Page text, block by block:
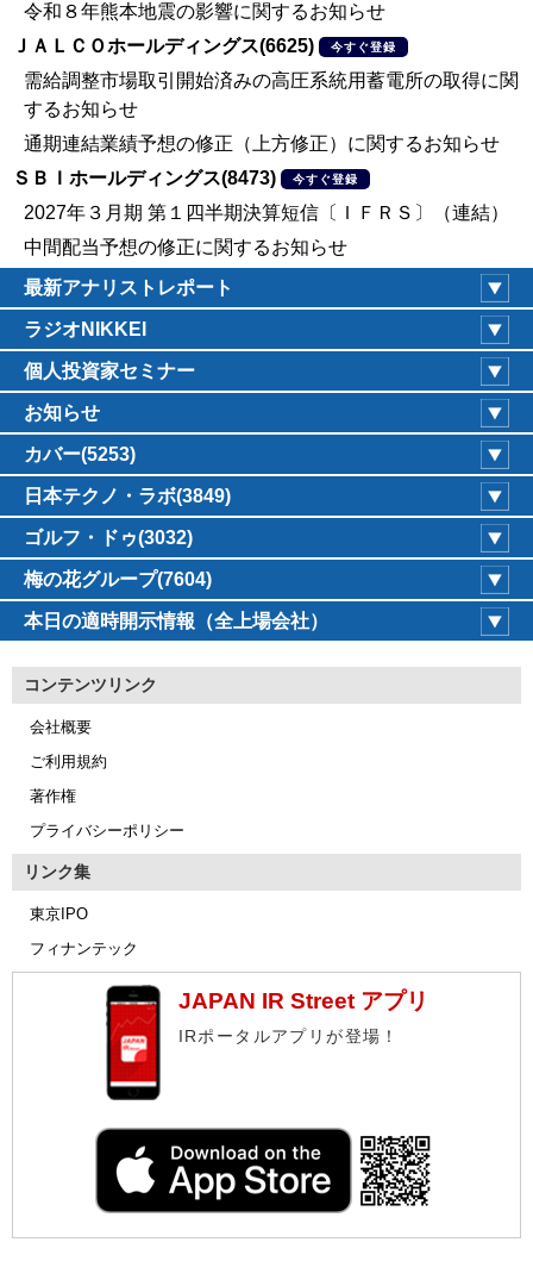
令和８年熊本地震の影響に関するお知らせ
ＪＡＬＣＯホールディングス(6625)
今すぐ登録
需給調整市場取引開始済みの高圧系統用蓄電所の取得に関
するお知らせ
通期連結業績予想の修正（上方修正）に関するお知らせ
ＳＢＩホールディングス(8473)
今すぐ登録
2027年３月期 第１四半期決算短信〔ＩＦＲＳ〕（連結）
中間配当予想の修正に関するお知らせ
最新アナリストレポート
ラジオNIKKEI
個人投資家セミナー
お知らせ
カバー(5253)
日本テクノ・ラボ(3849)
ゴルフ・ドゥ(3032)
梅の花グループ(7604)
本日の適時開示情報（全上場会社）
コンテンツリンク
会社概要
ご利用規約
著作権
プライバシーポリシー
リンク集
東京IPO
フィナンテック
JAPAN IR Street アプリ
IRポータルアプリが登場！